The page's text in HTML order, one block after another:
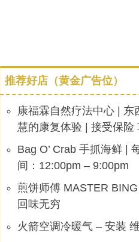
推荐好店（黄金广告位）
康福霖自然疗法中心 | 东
慧的康复体验 | 接受保险
Bag O’ Crab 手抓海鲜 |
间：12:00pm – 9:00pm
煎饼师傅 MASTER
回味无穷
火箭空调冷暖气 – 安装